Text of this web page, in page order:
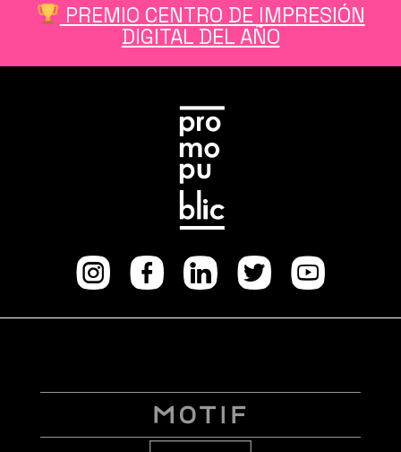
PREMIO CENTRO DE IMPRESIÓN
DIGITAL DEL AÑO
Instagram
facebook